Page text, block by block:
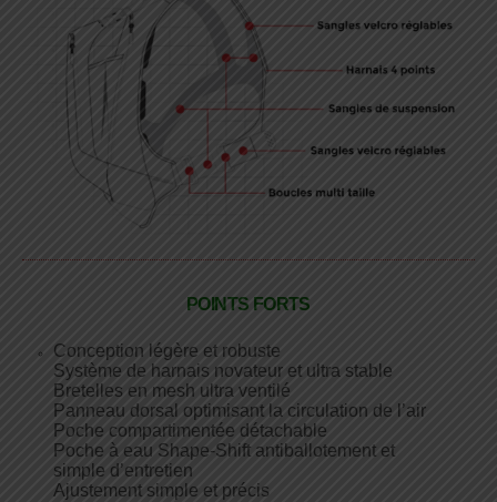
POINTS FORTS
Conception légère et robuste
Système de harnais novateur et ultra stable
Bretelles en mesh ultra ventilé
Panneau dorsal optimisant la circulation de l’air
Poche compartimentée détachable
Poche à eau Shape-Shift antiballotement et
simple d’entretien
Ajustement simple et précis